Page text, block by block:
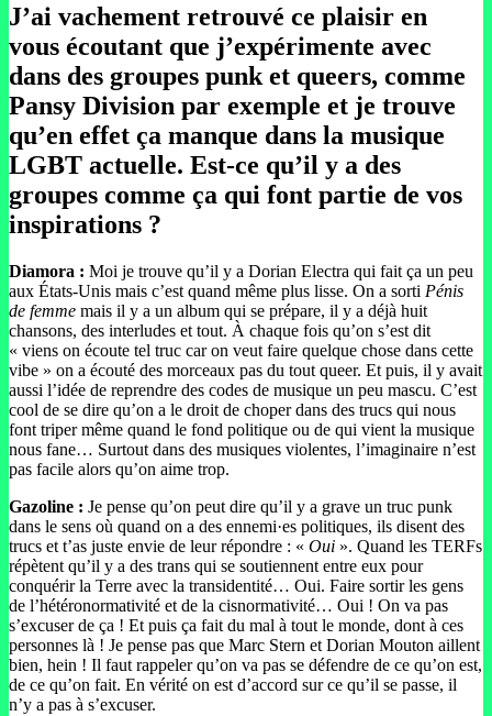
J’ai vachement retrouvé ce plaisir en
vous écoutant que j’expérimente avec
dans des groupes punk et queers, comme
Pansy Division par exemple et je trouve
qu’en effet ça manque dans la musique
LGBT actuelle. Est-ce qu’il y a des
groupes comme ça qui font partie de vos
inspirations ?
Diamora : Moi je trouve qu’il y a Dorian Electra qui fait ça un peu
aux États-Unis mais c’est quand même plus lisse. On a sorti Pénis
de femme mais il y a un album qui se prépare, il y a déjà huit
chansons, des interludes et tout. À chaque fois qu’on s’est dit
« viens on écoute tel truc car on veut faire quelque chose dans cette
vibe » on a écouté des morceaux pas du tout queer. Et puis, il y avait
aussi l’idée de reprendre des codes de musique un peu mascu. C’est
cool de se dire qu’on a le droit de choper dans des trucs qui nous
font triper même quand le fond politique ou de qui vient la musique
nous fane… Surtout dans des musiques violentes, l’imaginaire n’est
pas facile alors qu’on aime trop.
Gazoline : Je pense qu’on peut dire qu’il y a grave un truc punk
dans le sens où quand on a des ennemi·es politiques, ils disent des
trucs et t’as juste envie de leur répondre : « Oui ». Quand les TERFs
répètent qu’il y a des trans qui se soutiennent entre eux pour
conquérir la Terre avec la transidentité… Oui. Faire sortir les gens
de l’hétéronormativité et de la cisnormativité… Oui ! On va pas
s’excuser de ça ! Et puis ça fait du mal à tout le monde, dont à ces
personnes là ! Je pense pas que Marc Stern et Dorian Mouton aillent
bien, hein ! Il faut rappeler qu’on va pas se défendre de ce qu’on est,
de ce qu’on fait. En vérité on est d’accord sur ce qu’il se passe, il
n’y a pas à s’excuser.